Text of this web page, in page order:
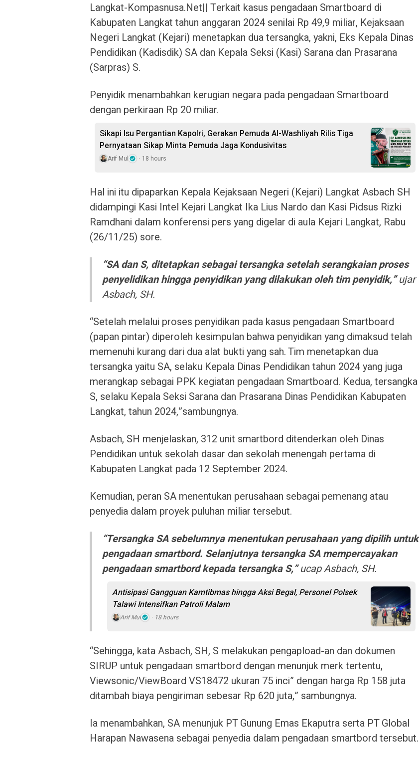
Langkat-Kompasnusa.Net|| Terkait kasus pengadaan Smartboard di
Kabupaten Langkat tahun anggaran 2024 senilai Rp 49,9 miliar, Kejaksaan
Negeri Langkat (Kejari) menetapkan dua tersangka, yakni, Eks Kepala Dinas
Pendidikan (Kadisdik) SA dan Kepala Seksi (Kasi) Sarana dan Prasarana
(Sarpras) S.
Penyidik ​​​​menambahkan kerugian negara pada pengadaan Smartboard
dengan perkiraan Rp 20 miliar.
Sikapi Isu Pergantian Kapolri, Gerakan Pemuda Al-Washliyah Rilis Tiga
Pernyataan Sikap Minta Pemuda Jaga Kondusivitas
Arif Mul 18 hours
Hal ini itu dipaparkan Kepala Kejaksaan Negeri (Kejari) Langkat Asbach SH
didampingi Kasi Intel Kejari Langkat Ika Lius Nardo dan Kasi Pidsus Rizki
Ramdhani dalam konferensi pers yang digelar di aula Kejari Langkat, Rabu
(26/11/25) sore.
“SA dan S, ditetapkan sebagai tersangka setelah serangkaian proses
penyelidikan hingga penyidikan yang dilakukan oleh tim penyidik,” ujar
Asbach, SH.
“Setelah melalui proses penyidikan pada kasus pengadaan Smartboard
(papan pintar) diperoleh kesimpulan bahwa penyidikan yang dimaksud telah
memenuhi kurang dari dua alat bukti yang sah. Tim menetapkan dua
tersangka yaitu SA, selaku Kepala Dinas Pendidikan tahun 2024 yang juga
merangkap sebagai PPK kegiatan pengadaan Smartboard. Kedua, tersangka
S, selaku Kepala Seksi Sarana dan Prasarana Dinas Pendidikan Kabupaten
Langkat, tahun 2024,”sambungnya.
Asbach, SH menjelaskan, 312 unit smartbord ditenderkan oleh Dinas
Pendidikan untuk sekolah dasar dan sekolah menengah pertama di
Kabupaten Langkat pada 12 September 2024.
Kemudian, peran SA menentukan perusahaan sebagai pemenang atau
penyedia dalam proyek puluhan miliar tersebut.
“Tersangka SA sebelumnya menentukan perusahaan yang dipilih untuk
pengadaan smartbord. Selanjutnya tersangka SA mempercayakan
pengadaan smartbord kepada tersangka S,”ucap Asbach, SH.
Antisipasi Gangguan Kamtibmas hingga Aksi Begal, Personel Polsek
Talawi Intensifkan Patroli Malam
Arif Mul 18 hours
“Sehingga, kata Asbach, SH, S melakukan pengapload-an dan dokumen
SIRUP untuk pengadaan smartbord dengan menunjuk merk tertentu,
Viewsonic/ViewBoard VS18472 ukuran 75 inci” dengan harga Rp 158 juta
ditambah biaya pengiriman sebesar Rp 620 juta,” sambungnya.
Ia menambahkan, SA menunjuk PT Gunung Emas Ekaputra serta PT Global
Harapan Nawasena sebagai penyedia dalam pengadaan smartbord tersebut.